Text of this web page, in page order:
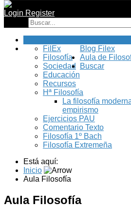
Login Register
Blog Filex
FilEx
Filosofía
Sociedad
Educación
Recursos
Aula de
Hª Filosofía
La filosofía
empirismo
Ejercicios PAU
Comentario Texto
Filosofía 1º Bach
Filosofía Extremeña
Buscar
Está aquí:
Inicio
Aula Filosofía
Aula Filosofía